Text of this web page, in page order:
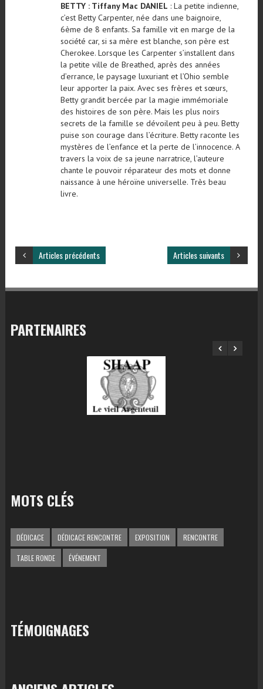
BETTY : Tiffany Mac DANIEL : La petite indienne,
c’est Betty Carpenter, née dans une baignoire,
6ème de 8 enfants. Sa famille vit en marge de la
société car, si sa mère est blanche, son père est
Cherokee. Lorsque les Carpenter s’installent dans
la petite ville de Breathed, après des années
d’errance, le paysage luxuriant et l’Ohio semble
leur apporter la paix. Avec ses frères et sœurs,
Betty grandit bercée par la magie immémoriale
des histoires de son père. Mais les plus noirs
secrets de la famille se dévoilent peu à peu. Betty
puise son courage dans l’écriture. Betty raconte les
mystères de l’enfance et la perte de l’innocence. A
travers la voix de sa jeune narratrice, l’auteure
chante le pouvoir réparateur des mots et donne
naissance à une héroïne universelle. Très beau
livre.
Articles suivants
Articles précédents
PARTENAIRES
MOTS CLÉS
DÉDICACE DÉDICACE RENCONTRE EXPOSITION RENCONTRE
TABLE RONDE ÉVÉNEMENT
TÉMOIGNAGES